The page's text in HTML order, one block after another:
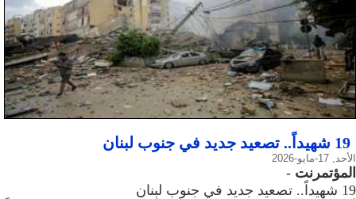
19 شهيداً.. تصعيد جديد في جنوب لبنان
الأحد, 17-مايو-2026
المؤتمرنت -
19 شهيداً.. تصعيد جديد في جنوب لبنان